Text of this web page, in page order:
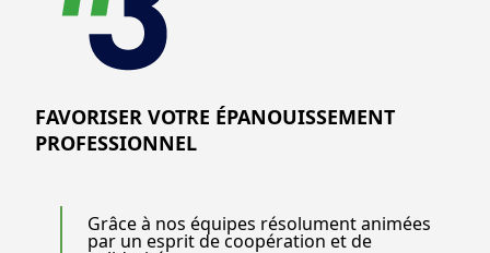
FAVORISER VOTRE ÉPANOUISSEMENT
PROFESSIONNEL
Grâce à nos équipes résolument animées
par un esprit de coopération et de